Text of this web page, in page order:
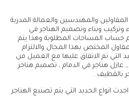
والمهندسين والعمالة المدربة
وبناء وتصميم الهناجر في
حساب المساحات المطلوبة وهذا يتم
المختص بهذا المجال والالتزام
التي تم الاتفاق عليها مع العميل من
هناجر في الدمام , تصميم هناجر
بالقطيف .
انواع الحديد التي يتم تصنيع الهناجر